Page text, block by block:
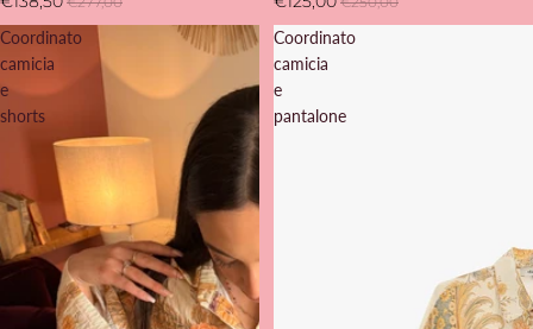
Coordinato
camicia
e
shorts
Coordinato
camicia
e
pantalone